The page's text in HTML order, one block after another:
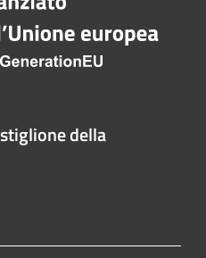
della